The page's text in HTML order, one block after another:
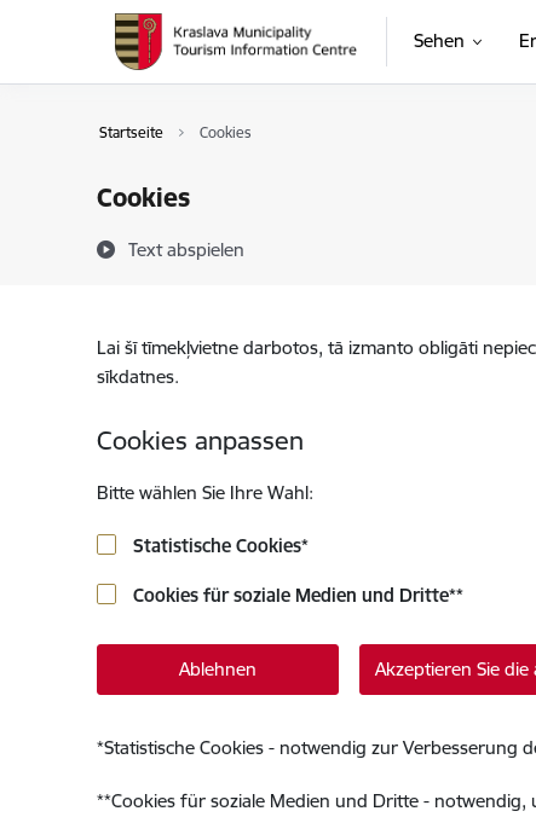
Zu Seiteninhalt springen
Sehen
Startseite Cookies
Cookies
Text abspielen
Lai šī tīmekļvietne darbotos, tā izmanto obligāti
sīkdatnes.
Cookies anpassen
Bitte wählen Sie Ihre Wahl:
Statistische Cookies*
Cookies für soziale Medien und Dritte**
Ablehnen Akzeptieren Sie
*Statistische Cookies - notwendig zur Verbesserung
**Cookies für soziale Medien und Dritte -